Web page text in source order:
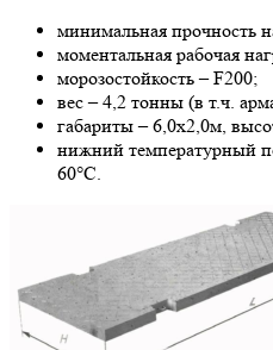
минимальная прочность
моментальная рабочая
морозостойкость – F200;
вес – 4,2 тонны (в т.ч.
габариты – 6,0х2,0м,
нижний температурный
60°С.